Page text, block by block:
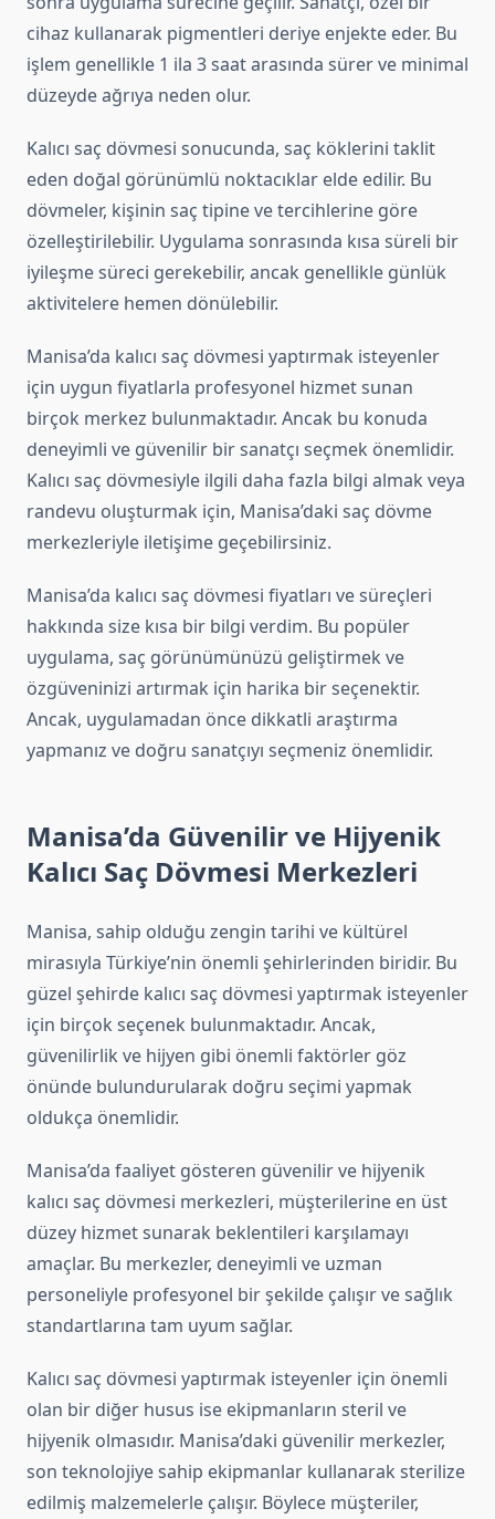
cihaz kullanarak pigmentleri deriye enjekte eder. Bu
işlem genellikle 1 ila 3 saat arasında sürer ve minimal
düzeyde ağrıya neden olur.
Kalıcı saç dövmesi sonucunda, saç köklerini taklit
eden doğal görünümlü noktacıklar elde edilir. Bu
dövmeler, kişinin saç tipine ve tercihlerine göre
özelleştirilebilir. Uygulama sonrasında kısa süreli bir
iyileşme süreci gerekebilir, ancak genellikle günlük
aktivitelere hemen dönülebilir.
Manisa’da kalıcı saç dövmesi yaptırmak isteyenler
için uygun fiyatlarla profesyonel hizmet sunan
birçok merkez bulunmaktadır. Ancak bu konuda
deneyimli ve güvenilir bir sanatçı seçmek önemlidir.
Kalıcı saç dövmesiyle ilgili daha fazla bilgi almak veya
randevu oluşturmak için, Manisa’daki saç dövme
merkezleriyle iletişime geçebilirsiniz.
Manisa’da kalıcı saç dövmesi fiyatları ve süreçleri
hakkında size kısa bir bilgi verdim. Bu popüler
uygulama, saç görünümünüzü geliştirmek ve
özgüveninizi artırmak için harika bir seçenektir.
Ancak, uygulamadan önce dikkatli araştırma
yapmanız ve doğru sanatçıyı seçmeniz önemlidir.
Manisa’da Güvenilir ve Hijyenik
Kalıcı Saç Dövmesi Merkezleri
Manisa, sahip olduğu zengin tarihi ve kültürel
mirasıyla Türkiye’nin önemli şehirlerinden biridir. Bu
güzel şehirde kalıcı saç dövmesi yaptırmak isteyenler
için birçok seçenek bulunmaktadır. Ancak,
güvenilirlik ve hijyen gibi önemli faktörler göz
önünde bulundurularak doğru seçimi yapmak
oldukça önemlidir.
Manisa’da faaliyet gösteren güvenilir ve hijyenik
kalıcı saç dövmesi merkezleri, müşterilerine en üst
düzey hizmet sunarak beklentileri karşılamayı
amaçlar. Bu merkezler, deneyimli ve uzman
personeliyle profesyonel bir şekilde çalışır ve sağlık
standartlarına tam uyum sağlar.
Kalıcı saç dövmesi yaptırmak isteyenler için önemli
olan bir diğer husus ise ekipmanların steril ve
hijyenik olmasıdır. Manisa’daki güvenilir merkezler,
son teknolojiye sahip ekipmanlar kullanarak sterilize
edilmiş malzemelerle çalışır. Böylece müşteriler,